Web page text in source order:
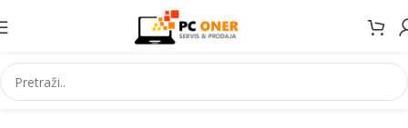
Početna Elektronika Mobiteli Mobilni telefoni